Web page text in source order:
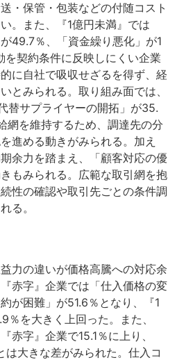
・保管・包装などの付随コスト
。また、『1億円未満』では
49.7％、「資金繰り悪化」が1
を契約条件に反映しにくい企業
に自社で吸収せざるを得ず、経
とみられる。取り組み面では、
替サプライヤーの開拓」が35.
網を維持するため、調達先の分
進める動きがみられる。加え
余力を踏まえ、「顧客対応の優
もみられる。広範な取引網を抱
性の確認や取引先ごとの条件調
る。
力の違いが価格高騰への対応余
赤字』企業では「仕入価格の変
が困難」が51.6％となり、『1
を大きく上回った。また、
赤字』企業で15.1％に上り、
は大きな差がみられた。仕入コ